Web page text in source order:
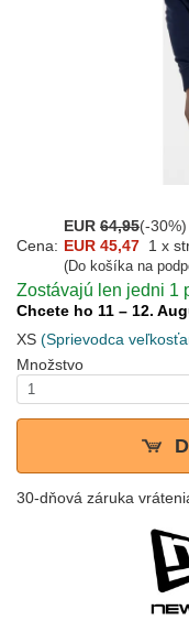
EUR 64,95(-30%)
Cena: EUR 45,47 1 x
(Do košíka na
Zostávajú len jedni 1
Chcete ho 11 – 12.
XS (Sprievodca
Množstvo
30-dňová záruka